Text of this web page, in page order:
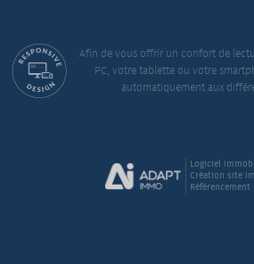
Afin de vous offrir un confort de
PC, votre tablette ou votre
automatiquement aux
Logiciel
Création site